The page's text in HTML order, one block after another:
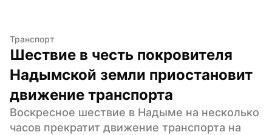
Транспорт
Шествие в честь покровителя
Надымской земли приостановит
движение транспорта
Воскресное шествие в Надыме на несколько
часов прекратит движение транспорта на